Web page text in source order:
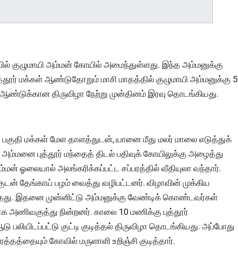
குழுமாயி அம்மன் கோயில் அமைந்துள்ளது. இந்த அம்மனுக்கு
மக்கள் ஆண்டுதோறும் மாசி மாதத்தில் குழுமாயி அம்மனுக்கு 5
திருவிழா நேற்று முன்தினம் இரவு தொடங்கியது.
பகுதி மக்கள் மேள தாளத்துடன், யானை மீது மலர் மாலை எடுத்துக்
அம்மனை புத்தூர் மந்தைத் திடல் பதிவுக் கோயிலுக்கு அழைத்து
ஓலையால் அலங்கரிக்கப்பட்ட சப்பரத்தில் வீதியுலா வந்தார்.
தேங்காய் பழம் வைத்து வழிபட்டனர். விழாவின் முக்கிய
இதனை முன்னிட்டு அம்மனுக்கு வேண்டிக் கொண்டவர்கள்
நின்றனர். காலை 10 மணிக்கு புத்தூர்
குட்டி குடித்தல் திருவிழா தொடங்கியது. அப்போது
கோவில் மருளாளி உறிஞ்சி குடித்தார்.